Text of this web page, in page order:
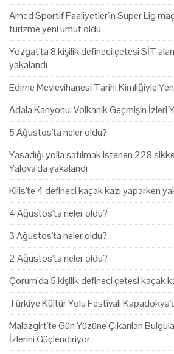
Amed Sportif Faaliyetler'in Süper Lig
turizme yeni umut oldu
Yozgat'ta 8 kişilik defineci çetesi SİT
yakalandı
Edirne Mevlevihanesi Tarihi Kimliğiyle
Adala Kanyonu: Volkanik Geçmişin İzleri
5 Ağustos'ta neler oldu?
Yasadığı yolla satılmak istenen 228
Yalova'da yakalandı
Kilis'te 4 defineci kaçak kazı yaparken
4 Ağustos'ta neler oldu?
3 Ağustos'ta neler oldu?
2 Ağustos'ta neler oldu?
Çorum'da 5 kişilik defineci çetesi kaçak
Türkiye Kültür Yolu Festivali
Malazgirt'te Gün Yüzüne Çıkarılan
İzlerini Güçlendiriyor